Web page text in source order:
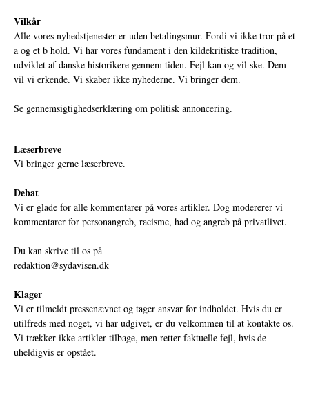
Vilkår
Alle vores nyhedstjenester er uden betalingsmur. Fordi vi ikke tror på et
a og et b hold. Vi har vores fundament i den kildekritiske tradition,
udviklet af danske historikere gennem tiden. Fejl kan og vil ske. Dem
vil vi erkende. Vi skaber ikke nyhederne. Vi bringer dem.
Se gennemsigtighedserklæring om politisk annoncering.
Læserbreve
Vi bringer gerne læserbreve.
Debat
Vi er glade for alle kommentarer på vores artikler. Dog modererer vi
kommentarer for personangreb, racisme, had og angreb på privatlivet.
Du kan skrive til os på
redaktion@sydavisen.dk
Klager
Vi er tilmeldt pressenævnet og tager ansvar for indholdet. Hvis du er
utilfreds med noget, vi har udgivet, er du velkommen til at kontakte os.
Vi trækker ikke artikler tilbage, men retter faktuelle fejl, hvis de
uheldigvis er opstået.